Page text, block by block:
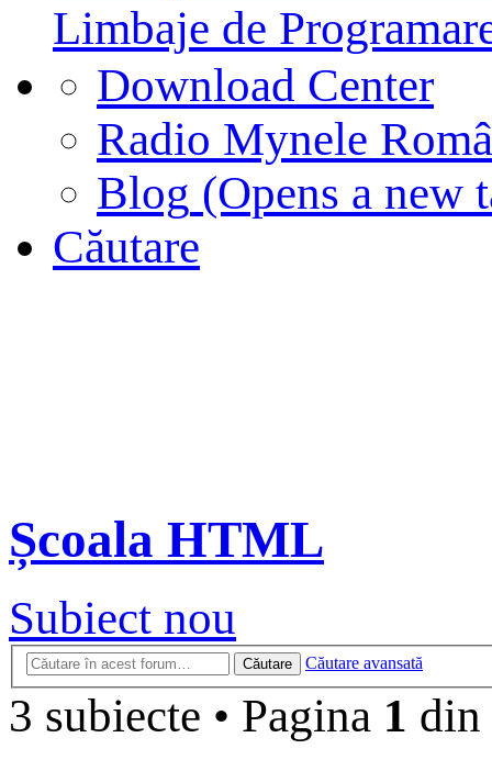
Limbaje de
Download Center
Radio Mynele
Blog (Opens a new
Căutare
Școala HTML
Subiect nou
Căutare Căutare avansată
3 subiecte • Pagina 1 din